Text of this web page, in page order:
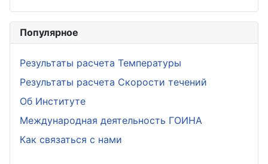
Популярное
Результаты расчета Температуры
Результаты расчета Скорости течений
Об Институте
Международная деятельность ГОИНА
Как связаться с нами